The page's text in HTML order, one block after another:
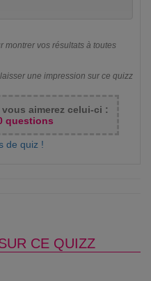
montrer vos résultats à toutes
une impression sur ce quizz
aimerez celui-ci :
questions
de quiz !
CE QUIZZ